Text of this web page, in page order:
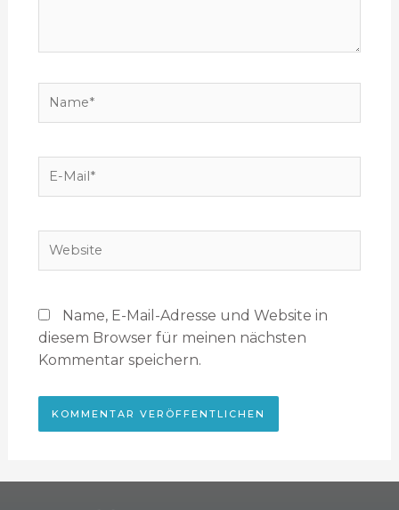
Name, E-Mail-Adresse und Website in
diesem Browser für meinen nächsten
Kommentar speichern.